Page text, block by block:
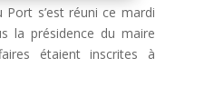
Port s’est réuni ce mardi
la présidence du maire
étaient inscrites à